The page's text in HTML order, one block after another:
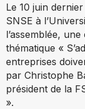
Le 10 juin
SNSE à
l’assemblée,
thématique «
entreprises
par Christophe
président de la
».